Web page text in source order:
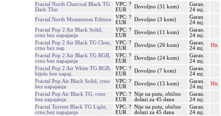
Fractal North Charcoal Black TG
Dark TInt
VPC: ?
EUR
Dovoljno (31 kom)
Garan.
24 mj.
Fractal North Momentum Edition
VPC: ?
EUR
Dovoljno (3 kom)
Garan.
24 mj.
Fractal Pop 2 Air Black Solid,
crno bez napajanja
VPC: ?
EUR
Dovoljno (11 kom)
Garan.
24 mj.
Fractal Pop 2 Air Black TG Clear,
crno bez nap
VPC: ?
EUR
Dovoljno (26 kom)
Garan.
24 mj.
Hit.
Fractal Pop 2 Air Black TG RGB,
crno bez napajanja
VPC: ?
EUR
Dovoljno (24 kom)
Garan.
24 mj.
Fractal Pop 2 Air White TG RGB,
bijelo bez napaj.
VPC: ?
EUR
Dovoljno (7 kom)
Garan.
24 mj.
Fractal Pop Air Black Solid, crno
bez napajanja
VPC: ?
EUR
Dovoljno (15 kom)
Garan.
24 mj.
Hit.
Fractal Pop Air Black TG, crno
bez napajanja
VPC: ?
EUR
Nije na putu, obično
dolazi za 45 dana
Garan.
24 mj.
Fractal Torrent Black TG Light,
crno,bez napajanja
VPC: ?
EUR
Nije na putu, obično
dolazi za 45 dana
Garan.
24 mj.